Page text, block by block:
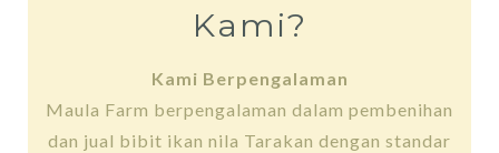
Kami?
Kami Berpengalaman
Maula Farm berpengalaman dalam pembenihan
dan jual bibit ikan nila Tarakan dengan standar